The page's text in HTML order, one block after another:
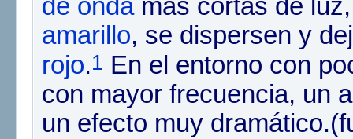
de ondamás cortas de
amarillo, se dispersen y
rojo.1
En el entorno con
con mayor frecuencia, un
un efecto muy